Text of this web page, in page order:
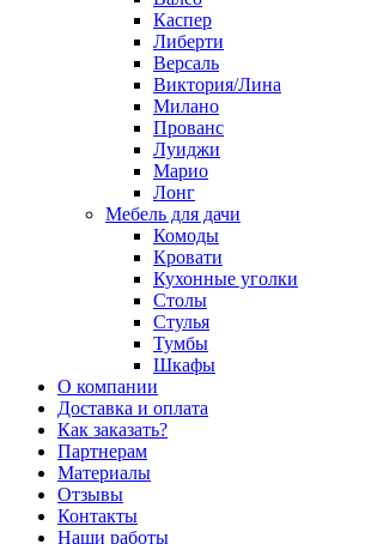
Каспер
Либерти
Версаль
Виктория/Лина
Милано
Прованс
Луиджи
Марио
Лонг
Мебель для дачи
Комоды
Кровати
Кухонные уголки
Столы
Стулья
Тумбы
Шкафы
О компании
Доставка и оплата
Как заказать?
Партнерам
Материалы
Отзывы
Контакты
Наши работы